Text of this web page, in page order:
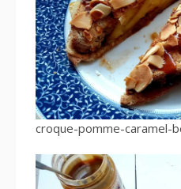
croque-pomme-caramel-